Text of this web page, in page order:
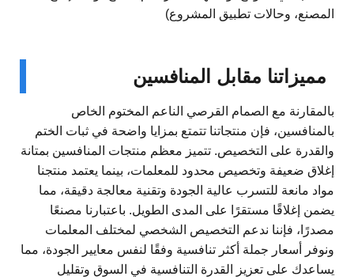
المصنع، وحالات تطبيق المشروع)
مميزاتنا مقابل المنافسين
بالمقارنة مع الصمام القرصي الناعم المختوم الخاص
بالمنافسين، فإن منتجاتنا تتمتع بمزايا واضحة في ثبات الختم
والقدرة على التخصيص. تتميز معظم منتجات المنافسين بمتانة
إغلاق ضعيفة وتخصيص محدود للمعلمات، بينما يعتمد منتجنا
مواد مانعة للتسرب عالية الجودة وتقنية معالجة دقيقة، مما
يضمن إغلاقًا مستقرًا على المدى الطويل. باعتبارنا مصنعًا
مصدرًا، فإننا ندعم التخصيص الشخصي لمختلف المعلمات
ونوفر أسعار جملة أكثر تنافسية وفقًا لنفس معايير الجودة، مما
يساعدك على تعزيز القدرة التنافسية في السوق وتقليل